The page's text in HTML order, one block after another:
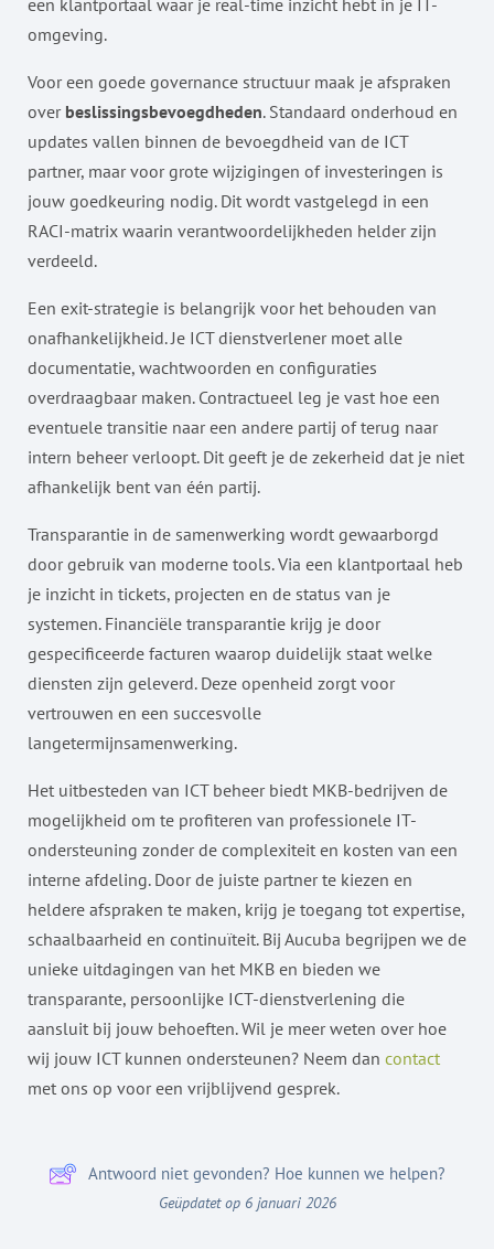
een klantportaal waar je real-time inzicht hebt in je IT-
omgeving.
Voor een goede governance structuur maak je afspraken
over beslissingsbevoegdheden. Standaard onderhoud en
updates vallen binnen de bevoegdheid van de ICT
partner, maar voor grote wijzigingen of investeringen is
jouw goedkeuring nodig. Dit wordt vastgelegd in een
RACI-matrix waarin verantwoordelijkheden helder zijn
verdeeld.
Een exit-strategie is belangrijk voor het behouden van
onafhankelijkheid. Je ICT dienstverlener moet alle
documentatie, wachtwoorden en configuraties
overdraagbaar maken. Contractueel leg je vast hoe een
eventuele transitie naar een andere partij of terug naar
intern beheer verloopt. Dit geeft je de zekerheid dat je niet
afhankelijk bent van één partij.
Transparantie in de samenwerking wordt gewaarborgd
door gebruik van moderne tools. Via een klantportaal heb
je inzicht in tickets, projecten en de status van je
systemen. Financiële transparantie krijg je door
gespecificeerde facturen waarop duidelijk staat welke
diensten zijn geleverd. Deze openheid zorgt voor
vertrouwen en een succesvolle
langetermijnsamenwerking.
Het uitbesteden van ICT beheer biedt MKB-bedrijven de
mogelijkheid om te profiteren van professionele IT-
ondersteuning zonder de complexiteit en kosten van een
interne afdeling. Door de juiste partner te kiezen en
heldere afspraken te maken, krijg je toegang tot expertise,
schaalbaarheid en continuïteit. Bij Aucuba begrijpen we de
unieke uitdagingen van het MKB en bieden we
transparante, persoonlijke ICT-dienstverlening die
aansluit bij jouw behoeften. Wil je meer weten over hoe
wij jouw ICT kunnen ondersteunen? Neem dan contact
met ons op voor een vrijblijvend gesprek.
Antwoord niet gevonden? Hoe kunnen we helpen?
Geüpdatet op 6 januari 2026